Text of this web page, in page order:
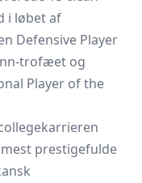
i løbet af
Defensive Player
trofæet og
Player of the
prestigefulde